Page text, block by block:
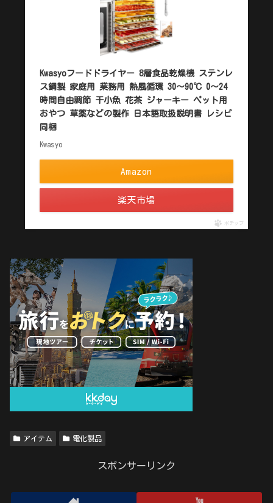
Kwasyoフードドライヤー 8層食品乾燥機 ステンレ
ス鋼製 家庭用 業務用 熱風循環 30～90℃ 0～24
時間自由調節 干小魚 花茶 ジャーキー ペット用
おやつ 草薬などの製作 日本語取扱説明書 レシピ
同梱
Kwasyo
Amazon
楽天市場
ポチップ
アイテム 電化製品
スポンサーリンク